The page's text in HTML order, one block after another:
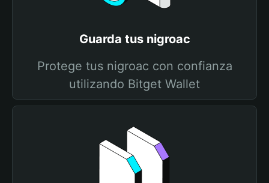
Guarda tus nigroac
Protege tus nigroac con confianza
utilizando Bitget Wallet